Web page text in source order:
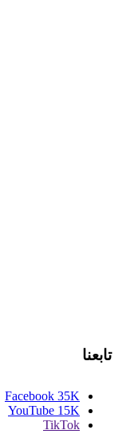
تابعنا
Facebook 35K
YouTube 15K
TikTok